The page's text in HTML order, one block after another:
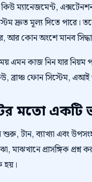
ম্যানেজমেন্ট,
দ্রুত মূল্য দিতে পারে।
কোন অংশে মানব
এমন কাজ নিন যার
ব্রাঞ্চ ফোন সিস্টেম,
মতো একটি
শুরু, টান, ব্যাখ্যা এবং
প্রাসঙ্গিক প্রশ্ন
হয়।